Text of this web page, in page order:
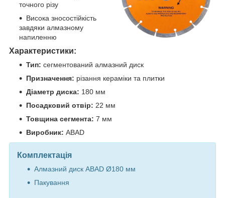
точного різу
Висока зносостійкість
завдяки алмазному
напиленню
Характеристики:
Тип: сегментований алмазний диск
Призначення: різання кераміки та плитки
Діаметр диска: 180 мм
Посадковий отвір: 22 мм
Товщина сегмента: 7 мм
Виробник: ABAD
Комплектація
Алмазний диск ABAD Ø180 мм
Пакування